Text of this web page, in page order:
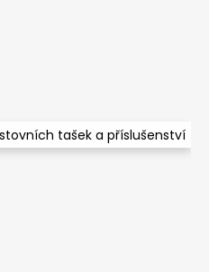
tašek a příslušenství